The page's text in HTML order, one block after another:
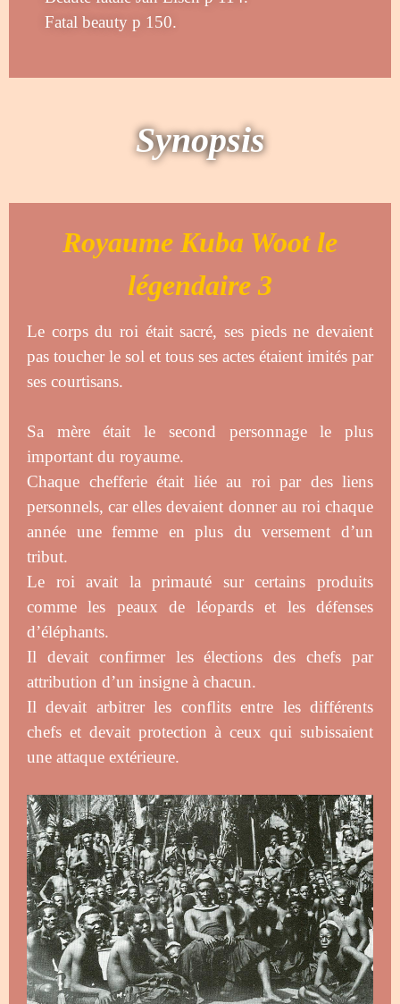
Fatal beauty p 150.
Synopsis
Royaume Kuba Woot le
légendaire 3
Le corps du roi était sacré, ses pieds ne devaient
pas toucher le sol et tous ses actes étaient imités par
ses courtisans.
Sa mère était le second personnage le plus
important du royaume.
Chaque chefferie était liée au roi par des liens
personnels, car elles devaient donner au roi chaque
année une femme en plus du versement d’un
tribut.
Le roi avait la primauté sur certains produits
comme les peaux de léopards et les défenses
d’éléphants.
Il devait confirmer les élections des chefs par
attribution d’un insigne à chacun.
Il devait arbitrer les conflits entre les différents
chefs et devait protection à ceux qui subissaient
une attaque extérieure.